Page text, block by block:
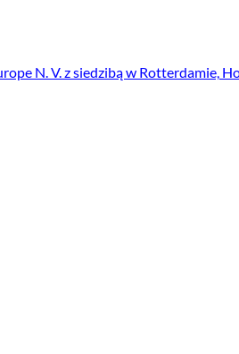
N. V. z siedzibą w Rotterdamie,